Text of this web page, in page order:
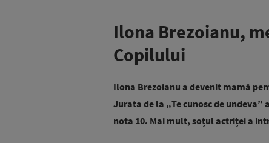
Ilona Brezoianu,
Copilului
Ilona Brezoianu a devenit mamă
Jurata de la „Te cunosc de
nota 10. Mai mult, soțul actriței a